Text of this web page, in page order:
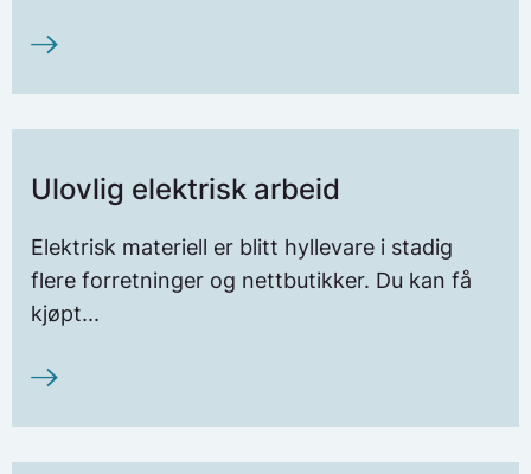
Ulovlig elektrisk arbeid
Elektrisk materiell er blitt hyllevare i stadig
flere forretninger og nettbutikker. Du kan få
kjøpt...